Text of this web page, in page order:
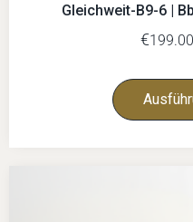
Gleichweit-B9-6 |
€199.00